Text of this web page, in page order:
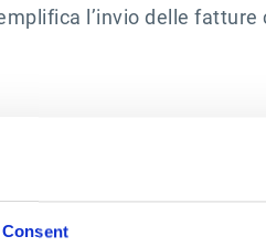
Consent
l’invio delle fatture